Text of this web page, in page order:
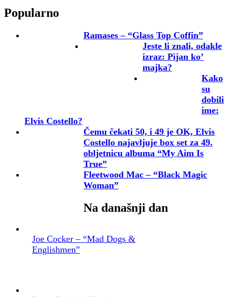
Popularno
Ramases – “Glass Top Coffin”
Jeste li znali, odakle
izraz: Pijan ko’
majka?
Kako
su
dobili
ime:
Elvis Costello?
Čemu čekati 50, i 49 je OK, Elvis
Costello najavljuje box set za 49.
obljetnicu albuma “My Aim Is
True”
Fleetwood Mac – “Black Magic
Woman”
Na današnji dan
Joe Cocker – “Mad Dogs &
Englishmen”